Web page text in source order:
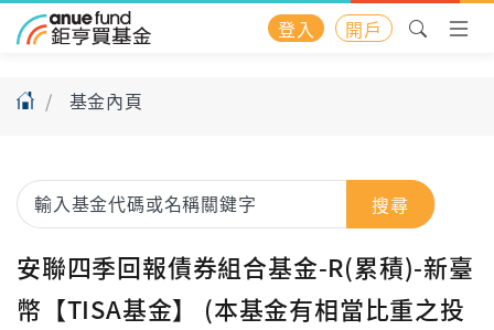
登入 開戶
基金內頁
搜尋
安聯四季回報債券組合基金-R(累積)-新臺
幣【TISA基金】 (本基金有相當比重之投